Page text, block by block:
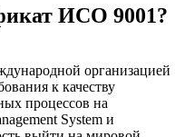
ИСО 9001?
организацией
к качеству
процессов на
System и